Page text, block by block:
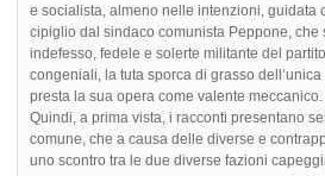
e socialista, almeno nelle intenzioni, guidata
cipiglio dal sindaco comunista Peppone, che
indefesso, fedele e solerte militante del
congeniali, la tuta sporca di grasso
presta la sua opera come valente meccanico.
Quindi, a prima vista, i racconti presentano
comune, che a causa delle diverse e
uno scontro tra le due diverse fazioni